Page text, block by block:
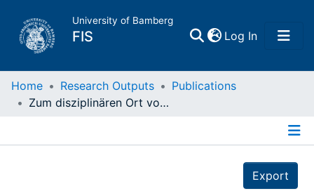
University of Bamberg
FIS Log In(current)
Home
Home Research Outputs
Publications
Zum disziplinären Ort von Deutsch als Fremdsprache
Export